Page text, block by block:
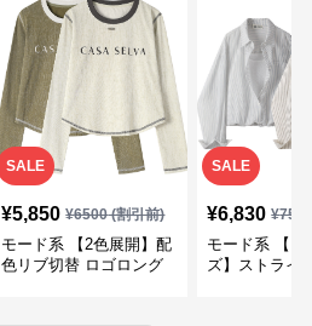
SALE
¥5,850 ¥6500(割引前)
モード系 【2色展開】配
色リブ切替 ロゴロング
SALE
¥6,830 ¥
モード系 【フ
ズ】ストライ